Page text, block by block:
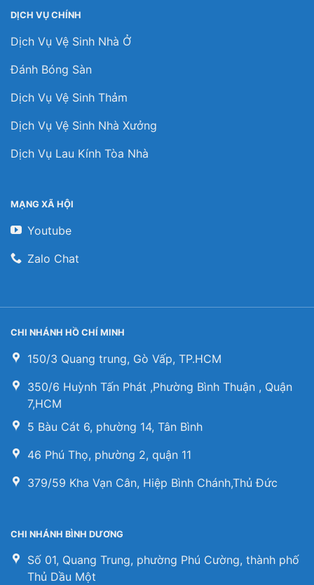
DỊCH VỤ CHÍNH
Dịch Vụ Vệ Sinh Nhà Ở
Đánh Bóng Sàn
Dịch Vụ Vệ Sinh Thảm
Dịch Vụ Vệ Sinh Nhà Xưởng
Dịch Vụ Lau Kính Tòa Nhà
MẠNG XÃ HỘI
Youtube
Zalo Chat
CHI NHÁNH HỒ CHÍ MINH
150/3 Quang trung, Gò Vấp, TP.HCM
350/6 Huỳnh Tấn Phát ,Phường Bình Thuận , Quận
7,HCM
5 Bàu Cát 6, phường 14, Tân Bình
46 Phú Thọ, phường 2, quận 11
379/59 Kha Vạn Cân, Hiệp Bình Chánh,Thủ Đức
CHI NHÁNH BÌNH DƯƠNG
Số 01, Quang Trung, phường Phú Cường, thành phố
Thủ Dầu Một